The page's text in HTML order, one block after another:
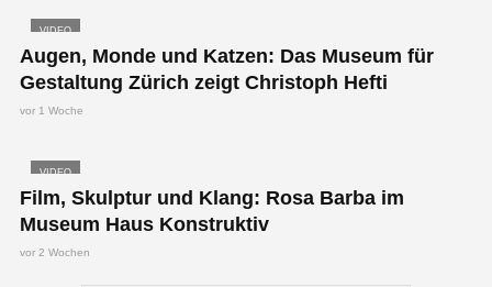
VIDEO
Augen, Monde und Katzen: Das Museum für
Gestaltung Zürich zeigt Christoph Hefti
vor 1 Woche
VIDEO
Film, Skulptur und Klang: Rosa Barba im
Museum Haus Konstruktiv
vor 2 Wochen